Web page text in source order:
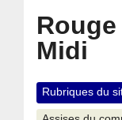
Rouge
Midi
Rubriques du